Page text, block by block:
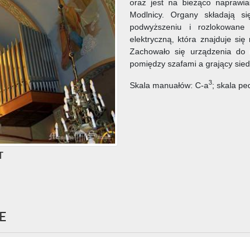
oraz jest na bieżąco
Modlnicy. Organy składają
podwyższeniu i
elektryczną, która znajduje się
Zachowało się urządzenia
pomiędzy szafami a grający
Skala manuałów: C-a3; skala